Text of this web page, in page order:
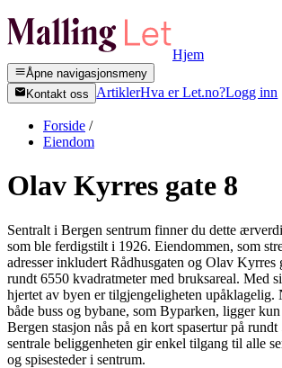
Hjem
Åpne navigasjonsmeny
Kontakt oss
ArtiklerHva er Let.no?Logg inn
Forside /
Eiendom
Olav Kyrres gate 8
Sentralt i Bergen sentrum finner du dette
som ble ferdigstilt i 1926. Eiendommen, som
adresser inkludert Rådhusgaten og Olav Kyrres
rundt 6550 kvadratmeter med bruksareal. Med
hjertet av byen er tilgjengeligheten upåklagelig.
både buss og bybane, som Byparken, ligger
Bergen stasjon nås på en kort spasertur på
sentrale beliggenheten gir enkel tilgang til alle
og spisesteder i sentrum.